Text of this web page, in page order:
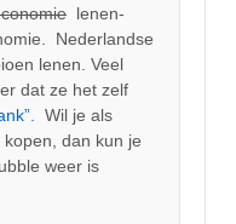
lenen-
Nederlandse
lenen. Veel
dat ze het zelf
Wil je als
dan kun je
weer is